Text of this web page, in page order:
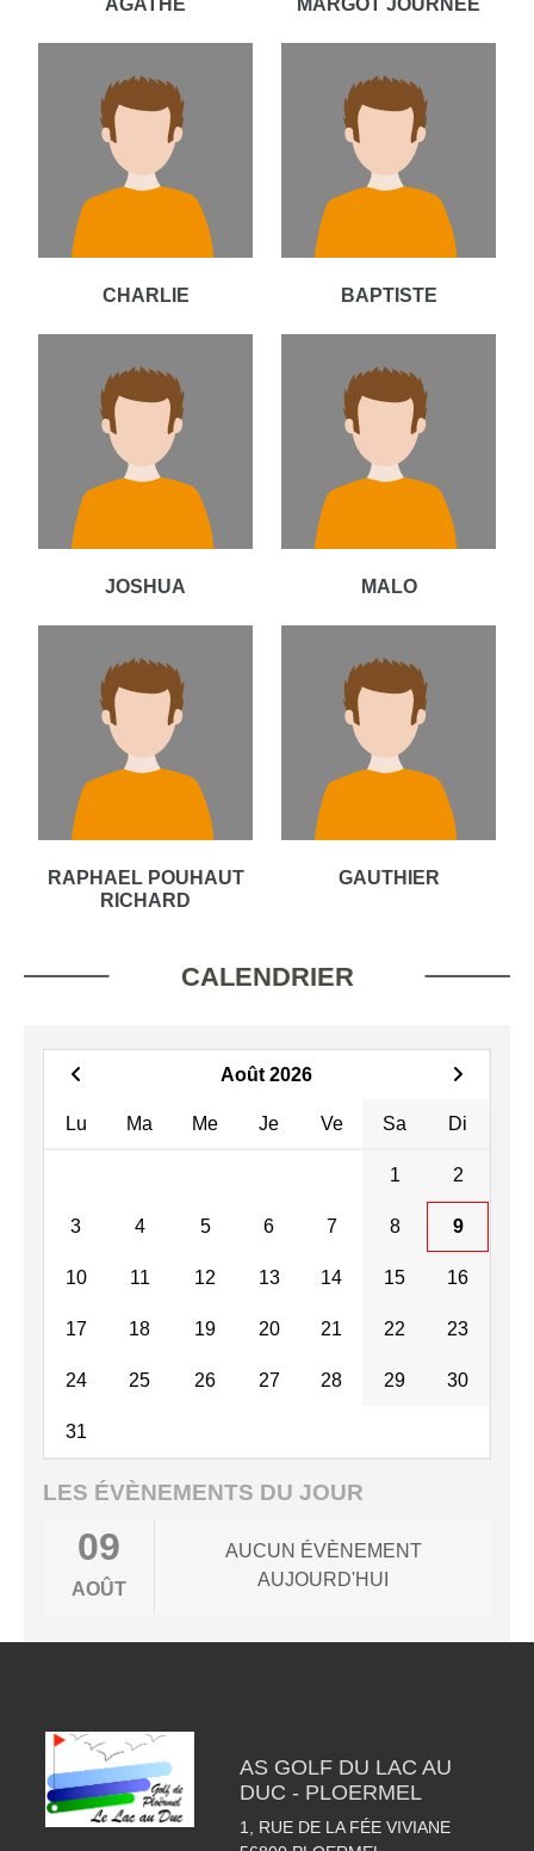
AGATHE MARGOT JOURNEE
CHARLIE BAPTISTE
JOSHUA MALO
RAPHAEL POUHAUT
RICHARD
GAUTHIER
CALENDRIER
Août 2026
Lu Ma Me Je Ve Sa Di
1 2
3 4 5 6 7 8 9
10 11 12 13 14 15 16
17 18 19 20 21 22 23
24 25 26 27 28 29 30
31
LES ÉVÈNEMENTS DU JOUR
09
AOÛT
AUCUN ÉVÈNEMENT
AUJOURD'HUI
AS GOLF DU LAC AU
DUC - PLOERMEL
1, RUE DE LA FÉE VIVIANE